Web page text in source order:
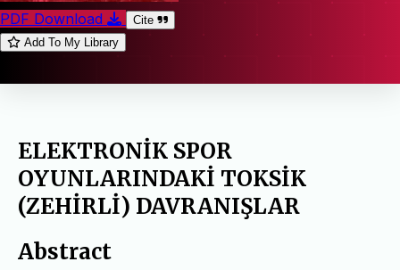
PDF Download
Cite
Add To My Library
ELEKTRONİK SPOR
OYUNLARINDAKİ TOKSİK
(ZEHİRLİ) DAVRANIŞLAR
Abstract